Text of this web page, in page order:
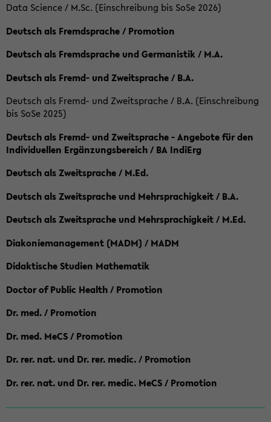
Data Science / M.Sc. (Einschreibung bis SoSe 2026)
Deutsch als Fremdsprache / Promotion
Deutsch als Fremdsprache und Germanistik / M.A.
Deutsch als Fremd- und Zweitsprache / B.A.
Deutsch als Fremd- und Zweitsprache / B.A. (Einschreibung
bis SoSe 2025)
Deutsch als Fremd- und Zweitsprache - Angebote für den
Individuellen Ergänzungsbereich / BA IndiErg
Deutsch als Zweitsprache / M.Ed.
Deutsch als Zweitsprache und Mehrsprachigkeit / B.A.
Deutsch als Zweitsprache und Mehrsprachigkeit / M.Ed.
Diakoniemanagement (MADM) / MADM
Didaktische Studien Mathematik
Doctor of Public Health / Promotion
Dr. med. / Promotion
Dr. med. MeCS / Promotion
Dr. rer. nat. und Dr. rer. medic. / Promotion
Dr. rer. nat. und Dr. rer. medic. MeCS / Promotion